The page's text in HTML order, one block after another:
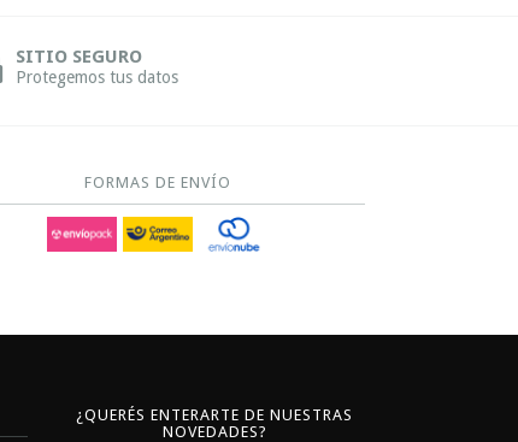
SITIO SEGURO
Protegemos tus datos
FORMAS DE ENVÍO
¿QUERÉS ENTERARTE DE NUESTRAS
NOVEDADES?